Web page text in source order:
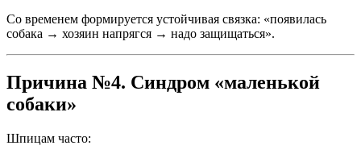
Со временем формируется устойчивая связка: «появилась
собака → хозяин напрягся → надо защищаться».
Причина №4. Синдром «маленькой
собаки»
Шпицам часто: